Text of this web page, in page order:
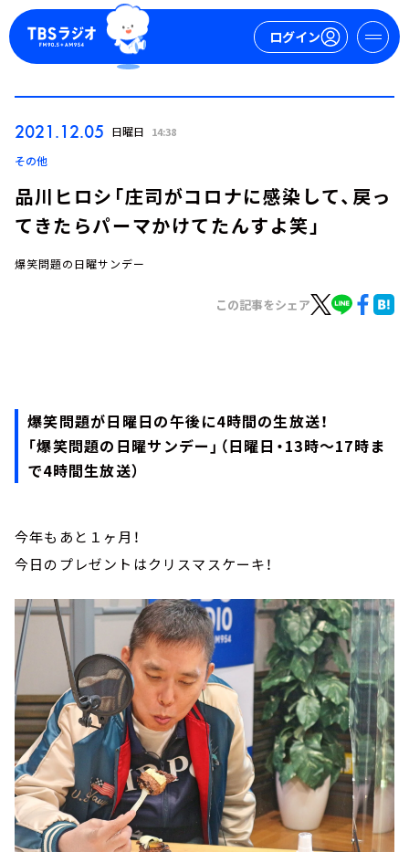
ログイン
お知らせ
イベント・グッズ
YouTube
会社情報
2021.12.05 日曜日 14:38
その他
品川ヒロシ「庄司がコロナに感染して、戻っ
てきたらパーマかけてたんすよ笑」
爆笑問題の日曜サンデー
この記事をシェア
爆笑問題が日曜日の午後に4時間の生放送！
「爆笑問題の日曜サンデー」（日曜日・13時～17時ま
で4時間生放送）
今年もあと１ヶ月！
今日のプレゼントはクリスマスケーキ！